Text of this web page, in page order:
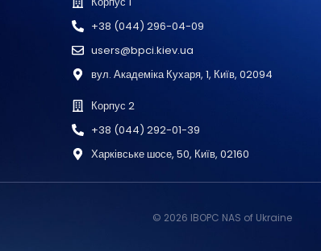
+38 (044) 296-04-09
users@bpci.kiev.ua
вул. Академіка Кухаря, 1, Київ, 02094
Корпус 2
+38 (044) 292-01-39
Харківське шосе, 50, Київ, 02160
© 2026 IBOPC NAS of Ukraine